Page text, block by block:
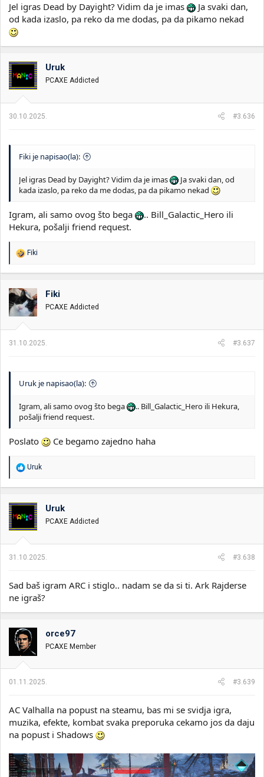
Jel igras Dead by Dayight? Vidim da je imas
Ja svaki dan,
od kada izaslo, pa reko da me dodas, pa da pikamo nekad
Uruk
PCAXE Addicted
30.10.2025. #3.636
Fiki je napisao(la):
Jel igras Dead by Dayight? Vidim da je imas
Ja svaki dan, od
kada izaslo, pa reko da me dodas, pa da pikamo nekad
Igram, ali samo ovog što bega
.. Bill_Galactic_Hero ili
Hekura, pošalji friend request.
R
a
o
v
a
n
:
Fiki
Fiki
PCAXE Addicted
31.10.2025. #3.637
Uruk je napisao(la):
Igram, ali samo ovog što bega
.. Bill_Galactic_Hero ili Hekura,
pošalji friend request.
Poslato Ce begamo zajedno haha
R
a
o
v
a
n
:
Uruk
Uruk
PCAXE Addicted
31.10.2025. #3.638
Sad baš igram ARC i stiglo.. nadam se da si ti. Ark Rajderse
ne igraš?
orce97
PCAXE Member
01.11.2025. #3.639
AC Valhalla na popust na steamu, bas mi se svidja igra,
muzika, efekte, kombat svaka preporuka cekamo jos da daju
na popust i Shadows